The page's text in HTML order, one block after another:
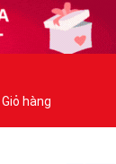
Giỏ hàng